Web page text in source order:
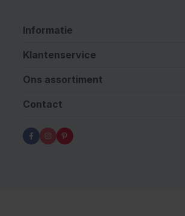
Informatie
Klantenservice
Ons assortiment
Contact